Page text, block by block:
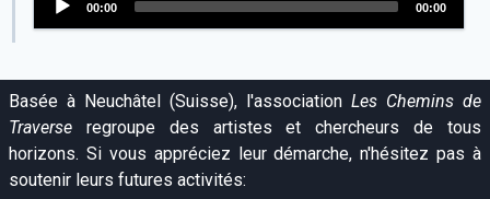
00:00 00:00
Basée à Neuchâtel (Suisse), l'association Les Chemins de
Traverse regroupe des artistes et chercheurs de tous
horizons. Si vous appréciez leur démarche, n'hésitez pas à
soutenir leurs futures activités: